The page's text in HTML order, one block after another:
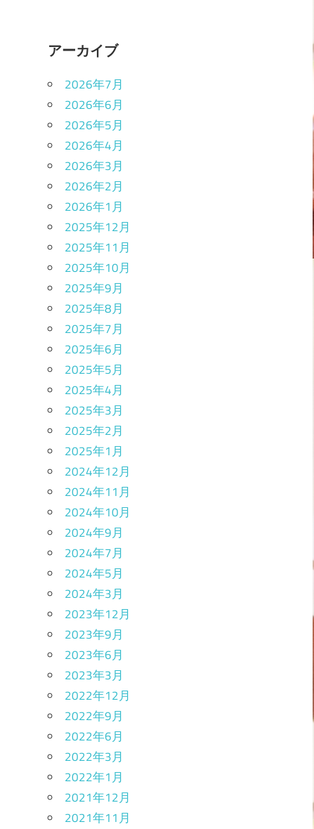
アーカイブ
2026年7月
2026年6月
2026年5月
2026年4月
2026年3月
2026年2月
2026年1月
2025年12月
2025年11月
2025年10月
2025年9月
2025年8月
2025年7月
2025年6月
2025年5月
2025年4月
2025年3月
2025年2月
2025年1月
2024年12月
2024年11月
2024年10月
2024年9月
2024年7月
2024年5月
2024年3月
2023年12月
2023年9月
2023年6月
2023年3月
2022年12月
2022年9月
2022年6月
2022年3月
2022年1月
2021年12月
2021年11月